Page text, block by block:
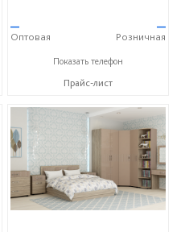
—
Оптовая
—
Розничная
+7 (4752) 56-53-36
Показать телефон
Прайс-лист